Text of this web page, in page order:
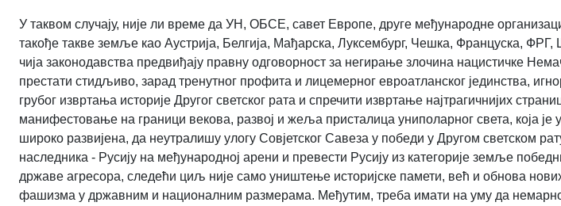
У таквом случају, није ли време да УН, ОБСЕ, савет Европе, друге међународне
такође такве земље као Аустрија, Белгија, Мађарска, Луксембург, Чешка, Француска, ФРГ,
чија законодавства предвиђају правну одговорност за негирање злочина нацистичке
престати стидљиво, зарад тренутног профита и лицемерног евроатланског јединства,
грубог извртања историје Другог светског рата и спречити извртање најтрагичнијих
манифестовање на граници векова, развој и жеља присталица униполарног света, која
широко развијена, да неутралишу улогу Совјетског Савеза у победи у Другом светском
наследника - Русију на међународној арени и превести Русију из категорије земље
државе агресора, следећи циљ није само уништење историјске памети, већ и обнова
фашизма у државним и националним размерама. Међутим, треба имати на уму да